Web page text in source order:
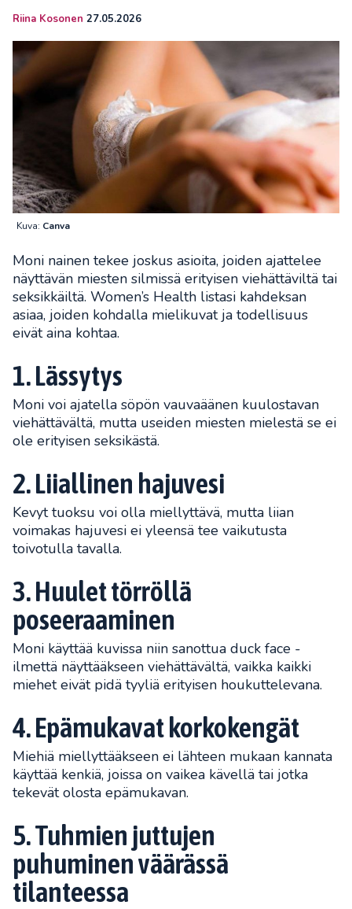
Riina Kosonen 27.05.2026
Kuva: Canva
Moni nainen tekee joskus asioita, joiden ajattelee
näyttävän miesten silmissä erityisen viehättäviltä tai
seksikkäiltä. Women’s Health listasi kahdeksan
asiaa, joiden kohdalla mielikuvat ja todellisuus
eivät aina kohtaa.
1. Lässytys
Moni voi ajatella söpön vauvaäänen kuulostavan
viehättävältä, mutta useiden miesten mielestä se ei
ole erityisen seksikästä.
2. Liiallinen hajuvesi
Kevyt tuoksu voi olla miellyttävä, mutta liian
voimakas hajuvesi ei yleensä tee vaikutusta
toivotulla tavalla.
3. Huulet törröllä
poseeraaminen
Moni käyttää kuvissa niin sanottua duck face -
ilmettä näyttääkseen viehättävältä, vaikka kaikki
miehet eivät pidä tyyliä erityisen houkuttelevana.
4. Epämukavat korkokengät
Miehiä miellyttääkseen ei lähteen mukaan kannata
käyttää kenkiä, joissa on vaikea kävellä tai jotka
tekevät olosta epämukavan.
5. Tuhmien juttujen
puhuminen väärässä
tilanteessa